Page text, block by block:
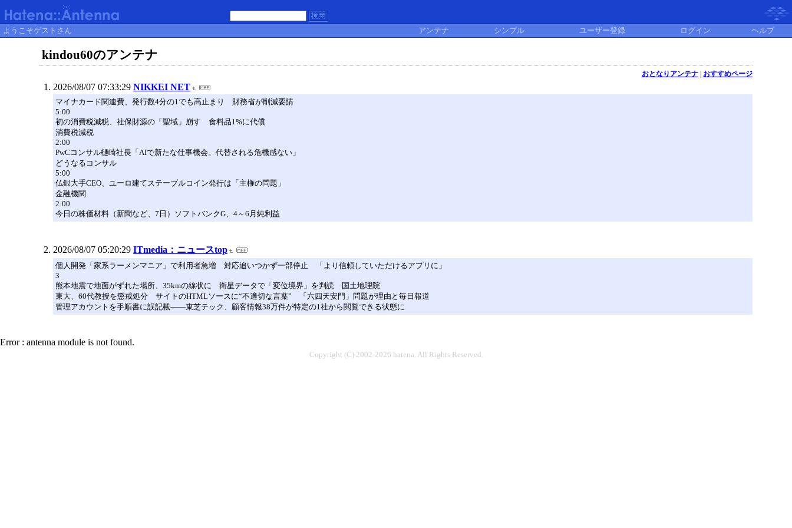
ようこそゲストさん アンテナ シンプル ユーザー登録 ログイン ヘルプ
kindou60のアンテナ
おとなりアンテナ| おすすめページ
2026/08/07 07:33:29 NIKKEI NET
マイナカード関連費、発行数4分の1でも高止まり 財務省が削減要請
5:00
初の消費税減税、社保財源の「聖域」崩す 食料品1%に代償
消費税減税
2:00
PwCコンサル樋崎社長「AIで新たな仕事機会。代替される危機感ない」
どうなるコンサル
5:00
仏銀大手CEO、ユーロ建てステーブルコイン発行は「主権の問題」
金融機関
2:00
今日の株価材料（新聞など、7日）ソフトバンクG、4～6月純利益
2026/08/07 05:20:29 ITmedia：ニュースtop
個人開発「家系ラーメンマニア」で利用者急増 対応追いつかず一部停止 「より信頼していただけるアプリに」
3
熊本地震で地面がずれた場所、35kmの線状に 衛星データで「変位境界」を判読 国土地理院
東大、60代教授を懲戒処分 サイトのHTMLソースに“不適切な言葉” 「六四天安門」問題が理由と毎日報道
管理アカウントを手順書に誤記載――東芝テック、顧客情報38万件が特定の1社から閲覧できる状態に
Error : antenna module is not found.
Copyright (C) 2002-2026 hatena. All Rights Reserved.